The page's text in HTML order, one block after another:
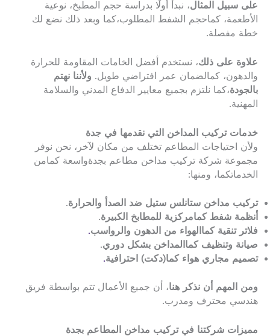
على سبيل المثال، نبدأ أولًا بدراسة حجم المطبخ، نوعية
الأطعمة، كماحجم الشفط المطلوب،كما وبعد ذلك نضع لك
خطة مفصلة.
علاوة على ذلك، نستخدم أفضل الخامات المقاومة للحرارة
والدهون، كمالضمان عمر افتراضي طويل. ولأننا نهتم
بالجودة،كما نلتزم بجميع معايير الدفاع المدني والسلامة
المهنية.
خدمات تركيب المداخن التي نقدمها في جدة
ولأن احتياجات المطاعم تختلف من مكان لآخر، نحن نوفر
مجموعة شركة تركيب مداخن مطاعم بجدةواسعة كمامن
الخدماتكما، ومنها:
تركيب مداخن ستانلس ستيل ضد الصدأ والحرارة.
أنظمة شفط كمامركزية للمطابخ الكبيرة.
فلاتر تنقية كماالهواء من الدهون والرواسب.
صيانة وتنظيف كماالمداخن بشكل دوري.
تصميم مجاري هواء كما(دكت) احترافية.
ومن المهم أن نذكر هنا، أن جميع الأعمال تتم بواسطة فريق
هندسي محترف ومدرب.
مميزات شركتنا في تركيب مداخن المطاعم بجدة